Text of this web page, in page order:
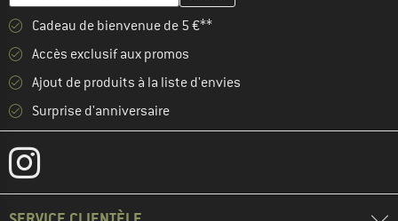
Cadeau de bienvenue de 5 €**
Accès exclusif aux promos
Ajout de produits à la liste d'envies
Surprise d'anniversaire